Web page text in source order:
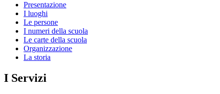
Presentazione
I luoghi
Le persone
I numeri della scuola
Le carte della scuola
Organizzazione
La storia
I Servizi